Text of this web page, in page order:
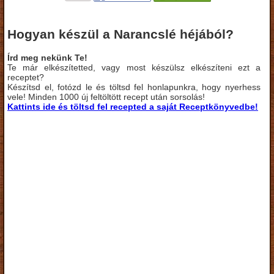
Hogyan készül a Narancslé héjából?
Írd meg nekünk Te!
Te már elkészítetted, vagy most készülsz elkészíteni ezt a
receptet?
Készítsd el, fotózd le és töltsd fel honlapunkra, hogy nyerhess
vele! Minden 1000 új feltöltött recept után sorsolás!
Kattints ide és töltsd fel recepted a saját Receptkönyvedbe!